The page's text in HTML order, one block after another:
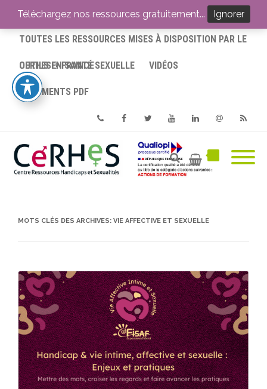
ACCUEIL
TOUTES LES RESSOURCES MISES À DISPOSITION PAR LE
CERHES® FRANCE
OUTILS EN SANTÉ SEXUELLE VIDÉOS
DOCUMENTS PDF
PhoneFacebookTwitterYoutube
MOTS CLÉS DES ARCHIVES: VIE AFFECTIVE ET SEXUELLE
Téléchargez nos ressources gratuitement... Ignorer